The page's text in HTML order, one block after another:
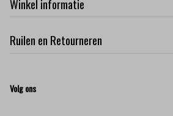
Ruilen en Retourneren
Volg ons